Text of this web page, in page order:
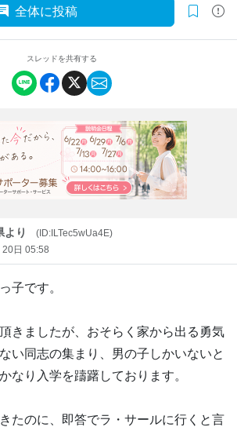
全体に投稿
スレッドを共有する
より
(ID:ILTec5wUa4E)
日 05:58
子です。
きましたが、おそらく家から出る勇気
い同志の集まり、男の子しかいないと
なり入学を躊躇しております。
たのに、即答でラ・サールに行くと言